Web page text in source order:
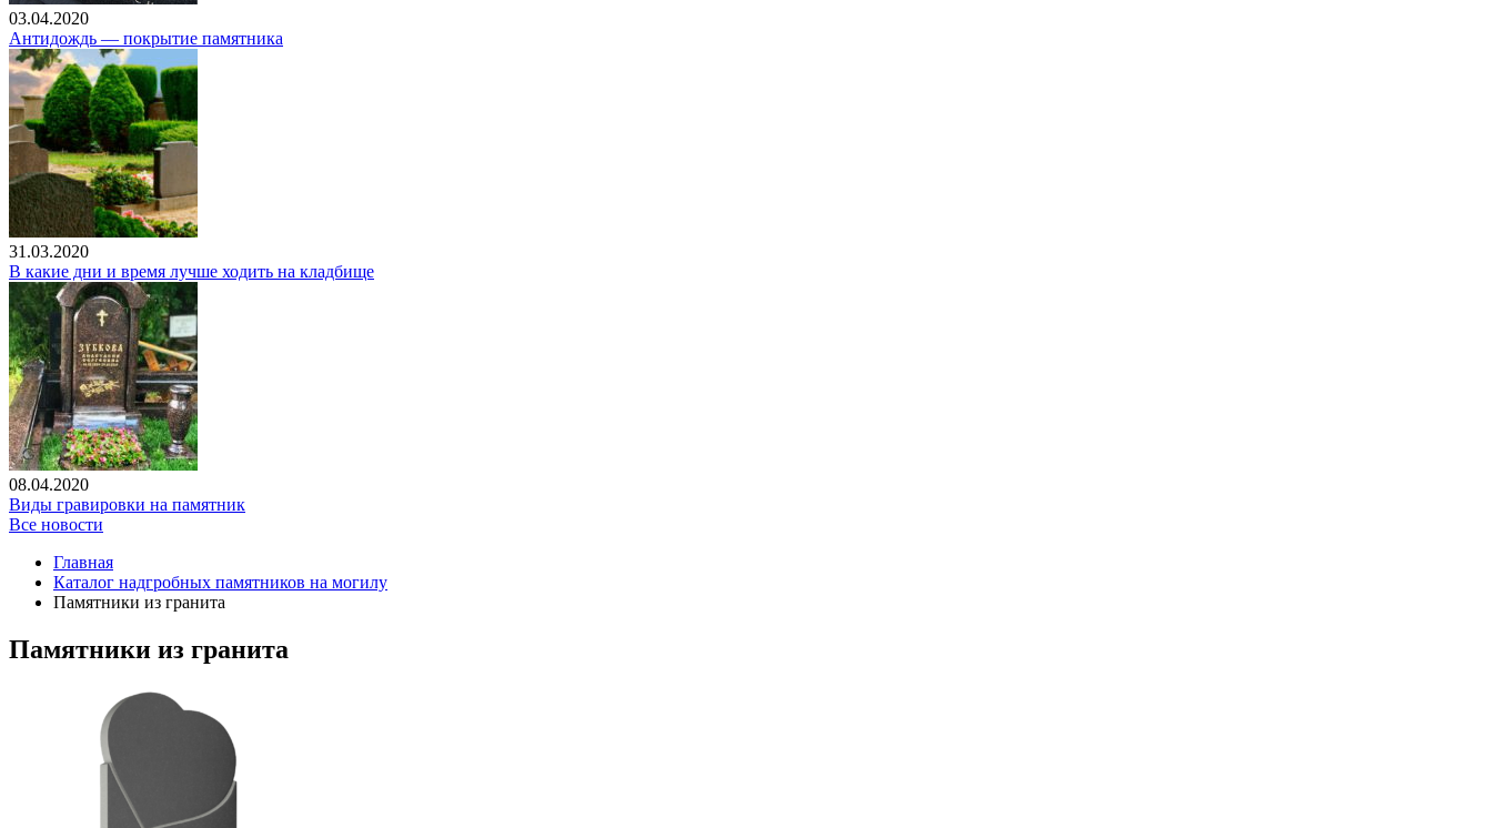
03.04.2020
Антидождь — покрытие памятника
31.03.2020
В какие дни и время лучше ходить на кладбище
08.04.2020
Виды гравировки на памятник
Все новости
Главная
Каталог надгробных памятников на могилу
Памятники из гранита
Памятники из гранита